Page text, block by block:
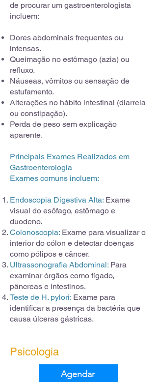
de procurar um gastroenterologista
incluem:
Dores abdominais frequentes ou
intensas.
Queimação no estômago (azia) ou
refluxo.
Náuseas, vômitos ou sensação de
estufamento.
Alterações no hábito intestinal (diarreia
ou constipação).
Perda de peso sem explicação
aparente.
Principais Exames Realizados em
Gastroenterologia
Exames comuns incluem:
Endoscopia Digestiva Alta: Exame
visual do esôfago, estômago e
duodeno.
Colonoscopia: Exame para visualizar o
interior do cólon e detectar doenças
como pólipos e câncer.
Ultrassonografia Abdominal: Para
examinar órgãos como fígado,
pâncreas e intestinos.
Teste de H. pylori: Exame para
identificar a presença da bactéria que
causa úlceras gástricas.
Psicologia
Agendar